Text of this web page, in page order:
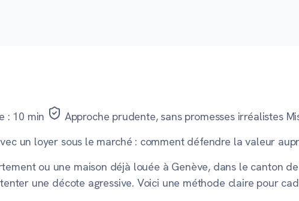
: 10 min Approche prudente, sans promesses irréalistes
un loyer sous le marché : comment défendre la valeur
ou une maison déjà louée à Genève, dans le canton
une décote agressive. Voici une méthode claire pour